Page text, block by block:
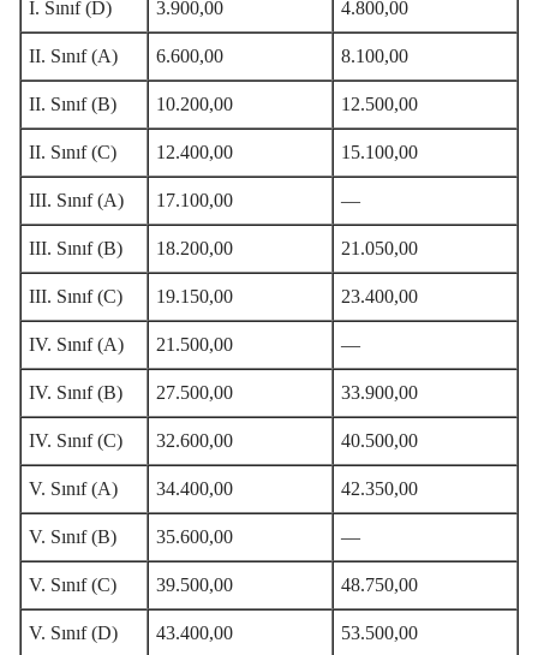
I. Sınıf (D) 3.900,00 4.800,00
II. Sınıf (A) 6.600,00 8.100,00
II. Sınıf (B) 10.200,00 12.500,00
II. Sınıf (C) 12.400,00 15.100,00
III. Sınıf (A) 17.100,00 —
III. Sınıf (B) 18.200,00 21.050,00
III. Sınıf (C) 19.150,00 23.400,00
IV. Sınıf (A) 21.500,00 —
IV. Sınıf (B) 27.500,00 33.900,00
IV. Sınıf (C) 32.600,00 40.500,00
V. Sınıf (A) 34.400,00 42.350,00
V. Sınıf (B) 35.600,00 —
V. Sınıf (C) 39.500,00 48.750,00
V. Sınıf (D) 43.400,00 53.500,00